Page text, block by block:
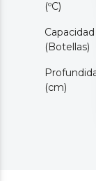
(ºC)
Capacidad
(Botellas)
(cm)